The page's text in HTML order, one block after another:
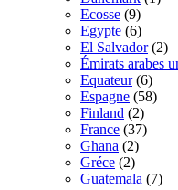
Ecosse (9)
Egypte (6)
El Salvador (2)
Émirats arabes
Equateur (6)
Espagne (58)
Finland (2)
France (37)
Ghana (2)
Gréce (2)
Guatemala (7)